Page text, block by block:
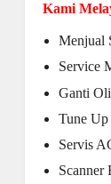
Kami
Menjual
Service
Ganti Oli
Tune Up
Servis
Scanner